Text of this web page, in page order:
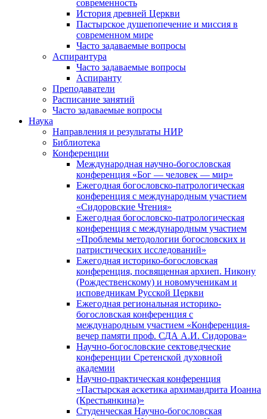
современность
История древней Церкви
Пастырское душепопечение и миссия в
современном мире
Часто задаваемые вопросы
Аспирантура
Часто задаваемые вопросы
Аспиранту
Преподаватели
Расписание занятий
Часто задаваемые вопросы
Наука
Направления и результаты НИР
Библиотека
Конференции
Международная научно-богословская
конференция «Бог — человек — мир»
Ежегодная богословско-патрологическая
конференция с международным участием
«Сидоровские Чтения»
Ежегодная богословско-патрологическая
конференция с международным участием
«Проблемы методологии богословских и
патристических исследований»
Ежегодная историко-богословская
конференция, посвященная архиеп. Никону
(Рождественскому) и новомученикам и
исповедникам Русской Церкви
Ежегодная региональная историко-
богословская конференция с
международным участием «Конференция-
вечер памяти проф. СДА А.И. Сидорова»
Научно-богословские сектоведческие
конференции Сретенской духовной
академии
Научно-практическая конференция
«Пастырская аскетика архимандрита Иоанна
(Крестьянкина)»
Студенческая Научно-богословская